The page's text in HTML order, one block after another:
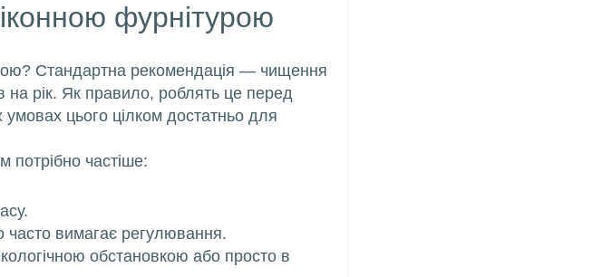
фурнітурою
Стандартна рекомендація — чищення
на рік. Як правило, роблять це перед
цього цілком достатньо для
потрібно частіше:
часто вимагає регулювання.
обстановкою або просто в